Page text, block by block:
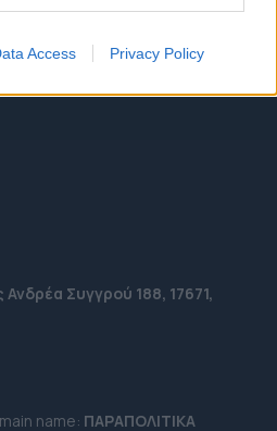
Access Privacy Policy
Συγγρού 188, 17671,
name: ΠΑΡΑΠΟΛΙΤΙΚΑ